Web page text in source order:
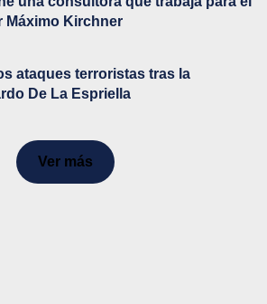
Máximo Kirchner
ataques terroristas tras la
De La Espriella
Ver más